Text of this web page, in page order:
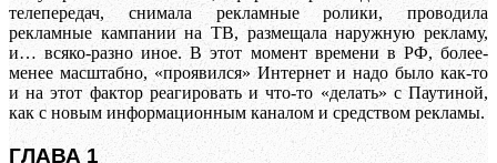
телепередач, снимала рекламные ролики, проводила
рекламные кампании на ТВ, размещала наружную рекламу,
и… всяко-разно иное. В этот момент времени в РФ, более-
менее масштабно, «проявился» Интернет и надо было как-то
и на этот фактор реагировать и что-то «делать» с Паутиной,
как с новым информационным каналом и средством рекламы.
ГЛАВА 1